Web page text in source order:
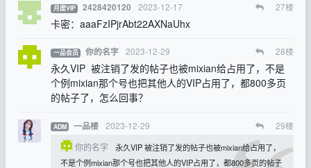
月度VIP 2428420120 2023-12-17 27楼
卡密：aaaFzIPjrAbt22AXNaUhx
一品会员 你的名字 2023-12-29 28楼
永久VIP 被注销了发的帖子也被mixian给占用了，不是
个例mixian那个号也把其他人的VIP占用了，都800多页
的帖子了，怎么回事？
ADM 一品楼 2023-12-29 29楼
你的名字
永久VIP 被注销了发的帖子也被mixian给占用了，
不是个例mixian那个号也把其他人的VIP占用了，都800多页的帖子